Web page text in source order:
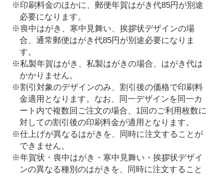
※印刷料金のほかに、郵便年賀はがき代85円が別途
必要になります。
※喪中はがき、寒中見舞い、挨拶状デザインの場
合、通常郵便はがき代85円が別途必要になりま
す。
※私製年賀はがき、私製はがきの場合、はがき代は
かかりません。
※割引対象のデザインのみ、割引後の価格で印刷料
金適用となります。なお、同一デザインを同一カ
ート内で複数回ご注文の場合、1回のご利用枚数に
対しての割引後の印刷料金が適用となります。
※仕上げが異なるはがきを、同時に注文することが
できません。
※年賀状・喪中はがき・寒中見舞い・挨拶状デザイ
ンの異なる種別のはがきを、同時に注文すること